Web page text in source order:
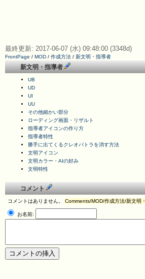
最終更新: 2017-06-07 (水) 09:48:00 (3348d)
FrontPage / MOD / 作成方法 / 新文明・指導者
新文明・指導者
UB
UD
UI
UU
その他細かい部分
ローディング画面・リザルト
指導者アイコンの作り方
指導者特性
勝手に出てくるクレオパトラを消す方法
文明アイコン
文明カラー・AIの好み
文明特性
コメント
コメントはありません。 Comments/MOD/作成方法/新文明
お名前: